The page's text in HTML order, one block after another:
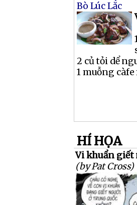
Bò Lúc Lắc
2 củ tỏi dể
1 muỗng
HÍ HỌA
Vi khuẩn giết
(by Pat Cross)